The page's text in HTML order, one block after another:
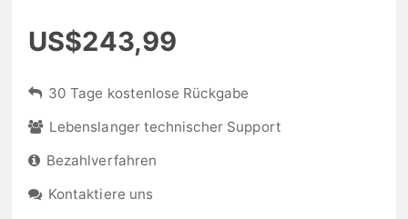
US$243,99
30 Tage kostenlose Rückgabe
Lebenslanger technischer Support
Bezahlverfahren
Kontaktiere uns